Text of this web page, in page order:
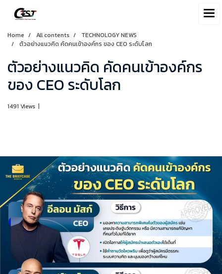
Home All contents
TECHNOLOGY NEWS
ตัวอย่างแนวคิด คัดคนเข้าองค์กร ของ CEO ระดับโลก
ตัวอย่างแนวคิด คัดคนเข้าองค์กร
ของ CEO ระดับโลก
1491 Views |